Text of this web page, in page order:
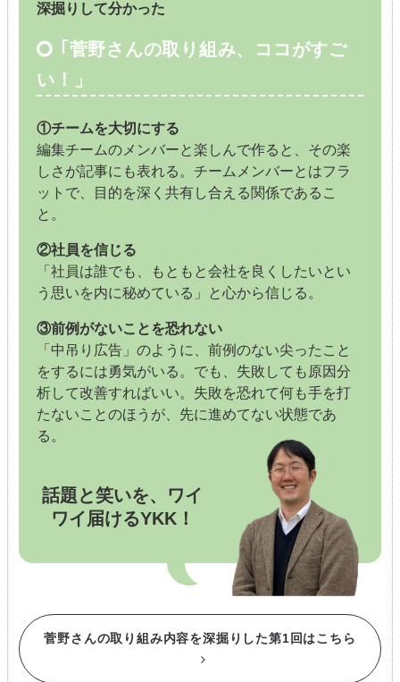
深掘りして分かった
｢菅野さんの取り組み、ココがすご
い！」
①チームを大切にする
編集チームのメンバーと楽しんで作ると、その楽
しさが記事にも表れる。チームメンバーとはフラ
ットで、目的を深く共有し合える関係であるこ
と。
②社員を信じる
「社員は誰でも、もともと会社を良くしたいとい
う思いを内に秘めている」と心から信じる。
③前例がないことを恐れない
「中吊り広告」のように、前例のない尖ったこと
をするには勇気がいる。でも、失敗しても原因分
析して改善すればいい。失敗を恐れて何も手を打
たないことのほうが、先に進めてない状態であ
る。
話題と笑いを、ワイ
ワイ届けるYKK！
菅野さんの取り組み内容を深掘りした第1回はこちら